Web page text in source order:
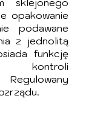
sklejonego
opakowanie
podawane
z jednolitą
funkcję
kontroli